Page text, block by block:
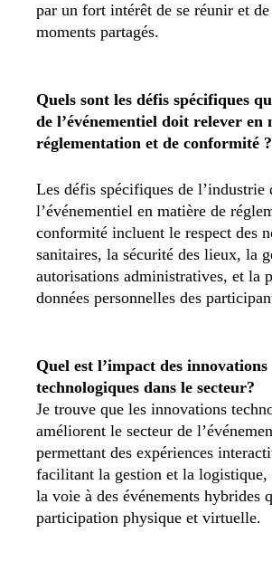
par un fort intérêt de se réunir et
moments partagés.
Quels sont les défis spécifiques
de l’événementiel doit relever en
réglementation et de conformité ?
Les défis spécifiques de l’industrie
l’événementiel en matière de
conformité incluent le respect des
sanitaires, la sécurité des lieux, la
autorisations administratives, et la
données personnelles des
Quel est l’impact des innovations
technologiques dans le secteur?
Je trouve que les innovations
améliorent le secteur de
permettant des expériences
facilitant la gestion et la logistique,
la voie à des événements hybrides
participation physique et virtuelle.